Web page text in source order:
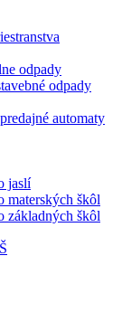
odpady
odpady
automaty
jaslí
materských škôl
základných škôl